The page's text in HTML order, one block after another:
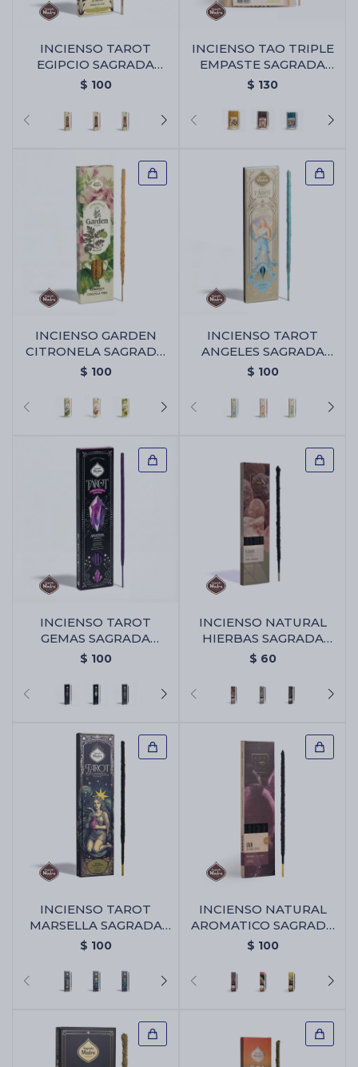
INCIENSO TAROT
EGIPCIO SAGRADA
MADRE - Ambar De
$ 100
INCIENSO TAO TRIPLE
EMPASTE SAGRADA
MADRE X30 - PACK X2 -
$ 130
INCIENSO GARDEN
CITRONELA SAGRADA
MADRE - Pura
$ 100
INCIENSO TAROT
ANGELES SAGRADA
MADRE - Frambuesa
$ 100
INCIENSO TAROT
GEMAS SAGRADA
MADRE X6 - Amatista -
$ 100
INCIENSO NATURAL
HIERBAS SAGRADA
MADRE X6 - Olibano
$ 60
INCIENSO TAROT
MARSELLA SAGRADA
MADRE X6 -
$ 100
INCIENSO NATURAL
AROMATICO SAGRADA
MADRE - Uva
$ 100
Cartas de Tarot
Artículos Religiosos
Aromatizantes de ambientes
Artículos Esotéricos